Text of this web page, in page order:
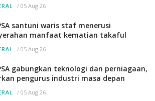
/ 05 Aug 26
santuni waris staf menerusi
manfaat kematian takaful
/ 05 Aug 26
gabungkan teknologi dan perniagaan,
pengurus industri masa depan
/ 05 Aug 26